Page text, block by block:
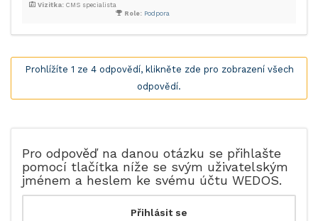
Role: Podpora
Vizitka: CMS specialista
Prohlížíte 1 ze 4 odpovědí, klikněte zde pro zobrazení všech
odpovědí.
Pro odpověď na danou otázku se přihlašte
pomocí tlačítka níže se svým uživatelským
jménem a heslem ke svému účtu WEDOS.